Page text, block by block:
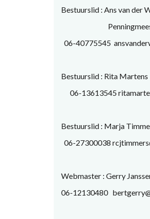
Bestuurslid : Ans van der
06-40775545
Bestuurslid : Rita Martens
06-13613545
Bestuurslid : Marja
06-27300038
Webmaster : Gerry
06-12130480